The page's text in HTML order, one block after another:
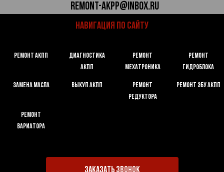
remont-akpp@inbox.ru
НАВИГАЦИЯ ПО САЙТУ
РЕМОНТ АКПП
ДИАГНОСТИКА
АКПП
РЕМОНТ
МЕХАТРОНИКА
РЕМОНТ
ГИДРОБЛОКА
ЗАМЕНА МАСЛА ВЫКУП АКПП
РЕМОНТ
РЕДУКТОРА
РЕМОНТ ЭБУ АКПП
РЕМОНТ
ВАРИАТОРА